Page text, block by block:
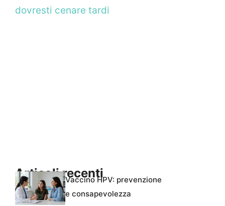
dovresti cenare tardi
Articoli recentiVaccino HPV: prevenzione
e consapevolezza